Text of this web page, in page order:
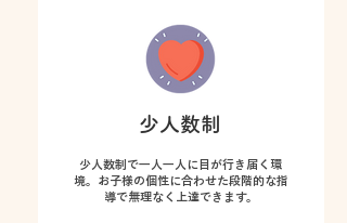
少人数制
少人数制で一人一人に目が行き届く環
境。お子様の個性に合わせた段階的な指
導で無理なく上達できます。